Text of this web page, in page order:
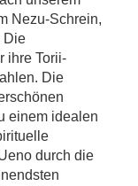
Nezu-Schrein,
Die
ihre Torii-
Die
einem idealen
durch die